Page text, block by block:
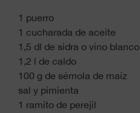
1 puerro
1 cucharada de aceite
1,5 dl de sidra o vino blanco
1,2 l de caldo
100 g de sémola de maíz
sal y pimienta
1 ramito de perejil